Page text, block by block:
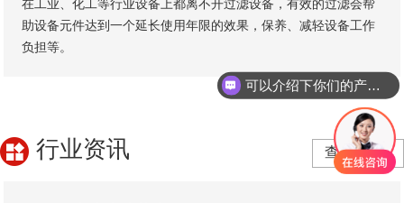
​在工业、化工等行业设备上都离不开过滤设备，有效的过滤会帮
助设备元件达到一个延长使用年限的效果，保养、减轻设备工作
负担等。
查看更多>
行业资讯
可以介绍下你们的产品么？